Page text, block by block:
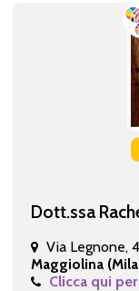
Dott.ssa
Via Legnone,
Maggiolina
Clicca qui